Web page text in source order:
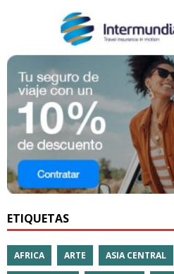
ETIQUETAS
AFRICA ARTE ASIA CENTRAL